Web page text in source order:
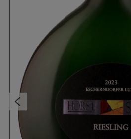
Franken QW
Weißwein
Premiumglas:
optimale Trinktemperatur (°C), von:
optimale Trinktemperatur (°C), bis:
Optimale Trinkreife (Jahre nach der
Optimale Trinkreife (Jahre nach der